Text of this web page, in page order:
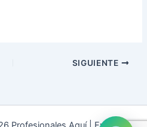
SIGUIENTE